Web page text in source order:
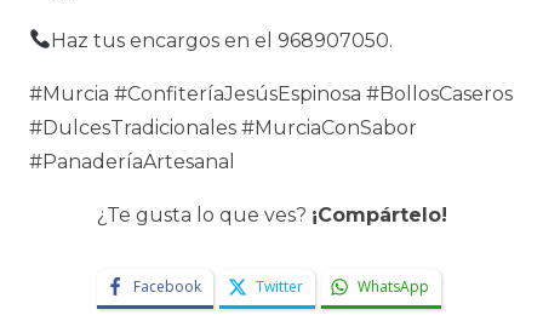
Haz tus encargos en el 968907050.
#Murcia #ConfiteríaJesúsEspinosa #BollosCaseros
#DulcesTradicionales #MurciaConSabor
#PanaderíaArtesanal
¿Te gusta lo que ves? ¡Compártelo!
Facebook Twitter WhatsApp